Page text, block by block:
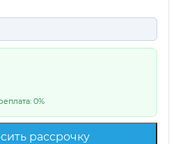
0%
рассрочку